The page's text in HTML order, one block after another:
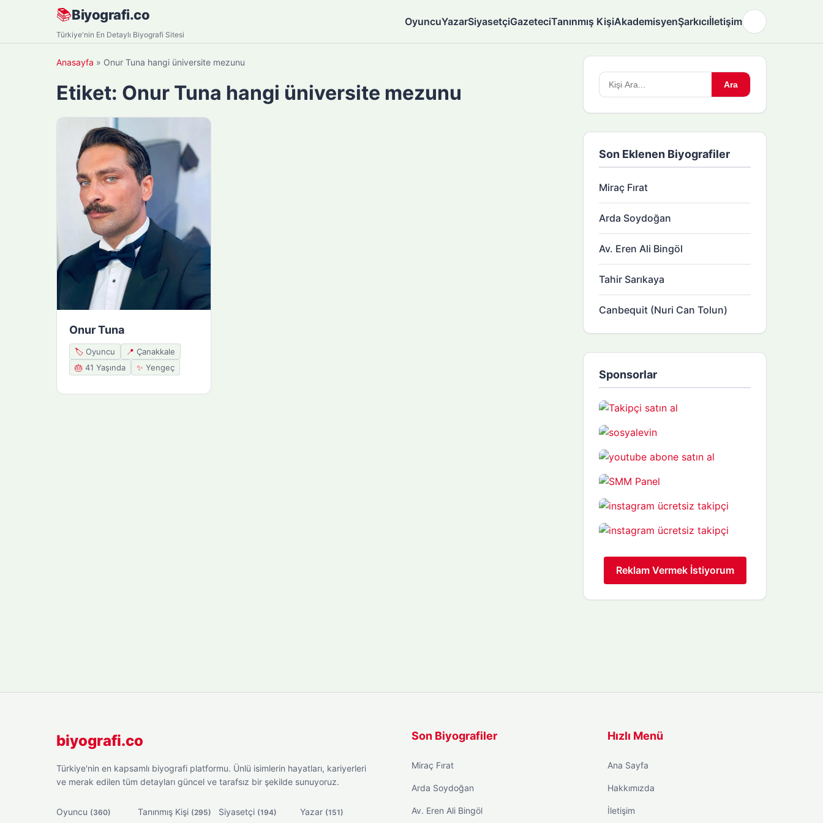
📚Biyografi.co
Türkiye'nin En Detaylı Biyografi Sitesi
OyuncuYazarSiyasetçiGazeteciTanınmış KişiAkademisyenŞarkıcıİletişim
Anasayfa » Onur Tuna hangi üniversite mezunu
Etiket: Onur Tuna hangi üniversite mezunu
Onur Tuna
🏷️ Oyuncu 📍 Çanakkale
🎂 41 Yaşında ✨ Yengeç
Arama
yapın:
Ara
Son Eklenen Biyografiler
Miraç Fırat
Arda Soydoğan
Av. Eren Ali Bingöl
Tahir Sarıkaya
Canbequit (Nuri Can Tolun)
Sponsorlar
Reklam Vermek İstiyorum
biyografi.co
Türkiye'nin en kapsamlı biyografi platformu. Ünlü isimlerin hayatları, kariyerleri
ve merak edilen tüm detayları güncel ve tarafsız bir şekilde sunuyoruz.
Oyuncu (360) Tanınmış Kişi (295) Siyasetçi (194) Yazar (151)
Son Biyografiler
Miraç Fırat
Arda Soydoğan
Av. Eren Ali Bingöl
Hızlı Menü
Ana Sayfa
Hakkımızda
İletişim